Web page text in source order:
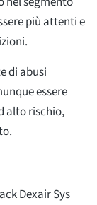
più attenti e
di abusi
essere
alto rischio,
Dexair Sys